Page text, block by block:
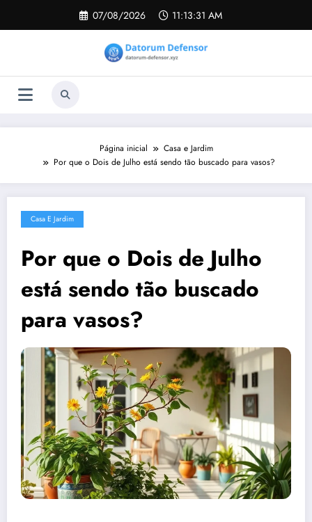
o
07/08/2026 11:13:31 AM
Página inicial
Casa e Jardim
Por que o Dois de Julho está sendo tão buscado para vasos?
Casa E Jardim
Por que o Dois de Julho
está sendo tão buscado
para vasos?